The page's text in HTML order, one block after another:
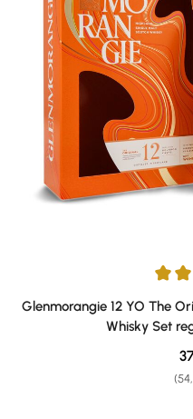
Average rating of 5 out of
Glenmorangie 12 YO The
Whisky Set